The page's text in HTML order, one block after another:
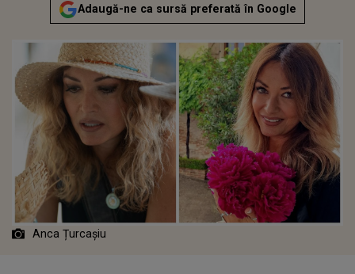
Adaugă-ne ca sursă preferată în Google
Anca Țurcașiu